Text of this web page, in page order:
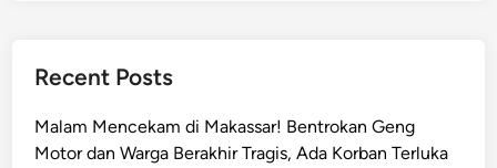
Recent Posts
Malam Mencekam di Makassar! Bentrokan Geng
Motor dan Warga Berakhir Tragis, Ada Korban Terluka